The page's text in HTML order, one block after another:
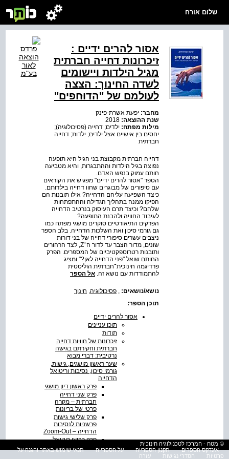
שלום אורח
אסור להרים ידיים :
זיכרונות דחייה חברתית
מגיל הילדות ויישומים
לשדה החינוך: הצצה
לעולמם של "הדוּחפים"
מחבר: יפעת אשרת-פינק
שנת ההוצאה:
מילות מפתח: ילדים; דחייה (פסיכולוגיה);
יחסים בין אישיים אצל ילדים; ילדות; דחייה
חברתית
דחייה חברתית מקבוצת בני הגיל היא תופעה
נפוצה בגיל הילדות וההתבגרות, והיא מטביעה
חותם עמוק בנפש האדם.
הספר "אסור להרים ידיים" מפגיש את הקוראים
עם סיפורים של מבוגרים שחוו דחייה בילדותם.
כיצד השפיעה עליהם הדחייה? אילו תובנות הם
הפיקו ממנה בתהליך הגדילה וההתפתחות
שלהם? וכיצד תרם העיסוק בנרטיב הדחייה
לעיבוד החוויה ולהבנת התופעה?
הפרקים התיאורטיים סוקרים מושגי מפתח כמו
גם גורמי סיכון ואת השלכות הדחייה. בלב הספר
ניצבים עשרים סיפורי דחייה של בני דורות
שונים, מדור הצבר עד לדור ה־Z, לצד הרהורים
ותובנות רטרוספקטיביים של המספרים. הפרק
החותם שואל "פני הדחייה לאן?" ומציג
פרדיגמה חינוכית־חברתית הוליסטית
להתמודדות עם נושא זה. אל הספר
נושא/נושאים: פסיכולוגיה חינוך
תוכן הספר:
אסור להרים ידיים
תוכן עניינים
תודות
זיכרונות של חוויות דחייה
חברתית וחקירתם בגישה
נרטיבית: דברי מבוא
שער ראשון מושגים, גישות,
גורמי סיכון, נסיבות וריטואל
הדחייה
פרק ראשון דיון מושגי
פרק שני דחייה
חברתית – מקרה
פרטי של בריונות
פרק שלישי גישות
פרשניות לנסיבות
הדחייה – Zoom-Out
פרק רביעי ריטואל
© מטח - המרכז לטכנולוגיה חינוכית
אינדקס הספרים
תקנון הספרייה על הספרייה
תנאי שימוש באתר והגנה על
פרטיות
הסדרי נגישות עזרה